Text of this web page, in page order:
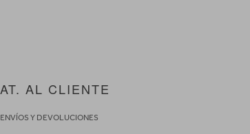
AT. AL CLIENTE
ENVÍOS Y DEVOLUCIONES